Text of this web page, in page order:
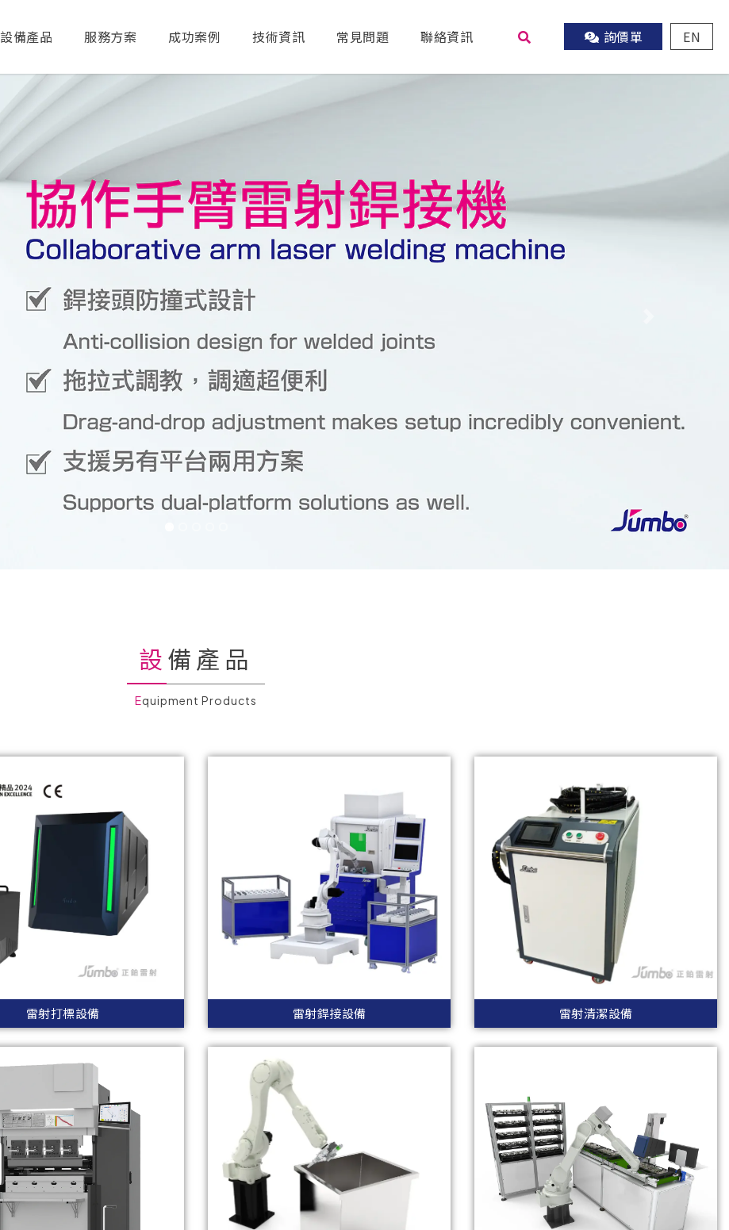
設備產品 服務方案 成功案例 技術資訊 常見問題 聯絡資訊 詢價單 EN
設備產品
Equipment Products
雷射打標設備 雷射銲接設備 雷射清潔設備